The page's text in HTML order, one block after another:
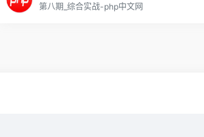
第八期_综合实战-php中文网